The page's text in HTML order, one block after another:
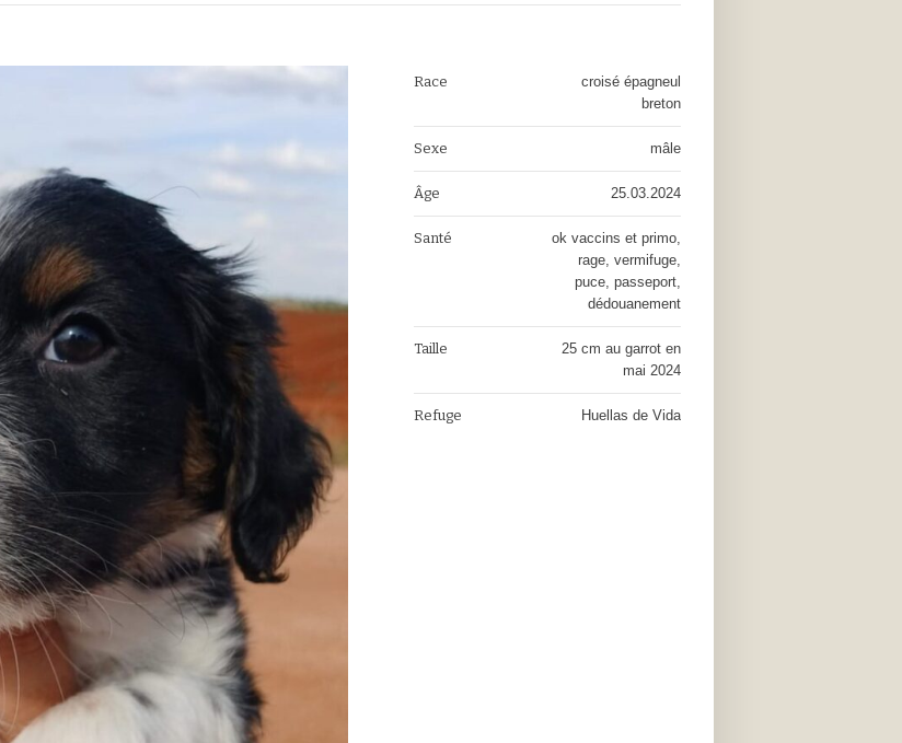
Race
croisé épagneul
breton
Sexe mâle
Âge 25.03.2024
Santé
ok vaccins et primo,
rage, vermifuge,
puce, passeport,
dédouanement
Taille
25 cm au garrot en
mai 2024
Refuge Huellas de Vida